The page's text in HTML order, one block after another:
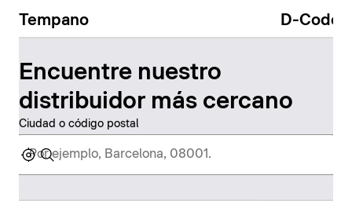
Tempano D-Code
Encuentre nuestro
distribuidor más cercano
Ciudad o código postal